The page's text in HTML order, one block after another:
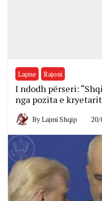
Lajme Rajoni
I ndodh përseri:
nga pozita e
ByLajmi Shqip 20/